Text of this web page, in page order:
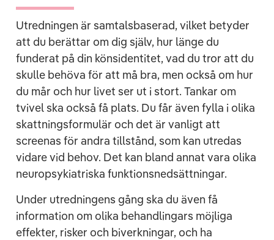
Utredningen är samtalsbaserad, vilket betyder
att du berättar om dig själv, hur länge du
funderat på din könsidentitet, vad du tror att du
skulle behöva för att må bra, men också om hur
du mår och hur livet ser ut i stort. Tankar om
tvivel ska också få plats. Du får även fylla i olika
skattningsformulär och det är vanligt att
screenas för andra tillstånd, som kan utredas
vidare vid behov. Det kan bland annat vara olika
neuropsykiatriska funktionsnedsättningar.
Under utredningens gång ska du även få
information om olika behandlingars möjliga
effekter, risker och biverkningar, och ha